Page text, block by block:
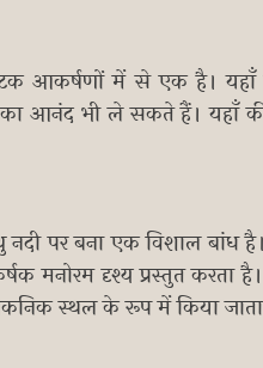
आकर्षणों में से एक है। यहाँ
आनंद भी ले सकते हैं। यहाँ
पर बना एक विशाल बांध
दृश्य प्रस्तुत करता है।
स्थल के रूप में किया